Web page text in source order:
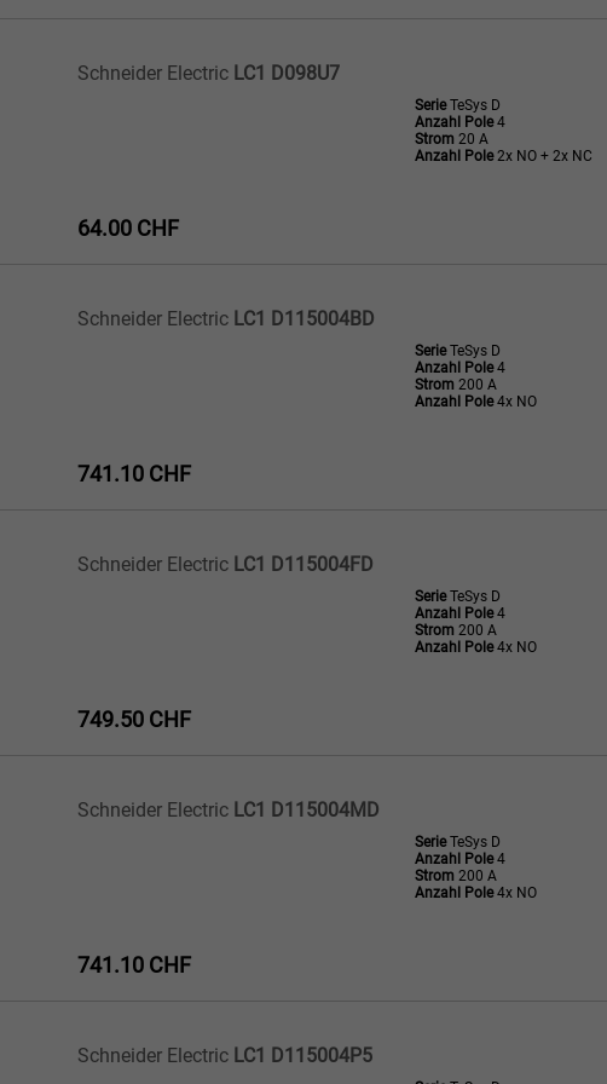
Schneider Electric LC1 D098U7
SerieTeSys D
Anzahl Pole4
Strom 20 A
Anzahl Pole2x NO + 2x NC
64.00 CHF
Schneider Electric LC1 D115004BD
SerieTeSys D
Anzahl Pole4
Strom 200 A
Anzahl Pole4x NO
741.10 CHF
Schneider Electric LC1 D115004FD
SerieTeSys D
Anzahl Pole4
Strom 200 A
Anzahl Pole4x NO
749.50 CHF
Schneider Electric LC1 D115004MD
SerieTeSys D
Anzahl Pole4
Strom 200 A
Anzahl Pole4x NO
741.10 CHF
Schneider Electric LC1 D115004P5